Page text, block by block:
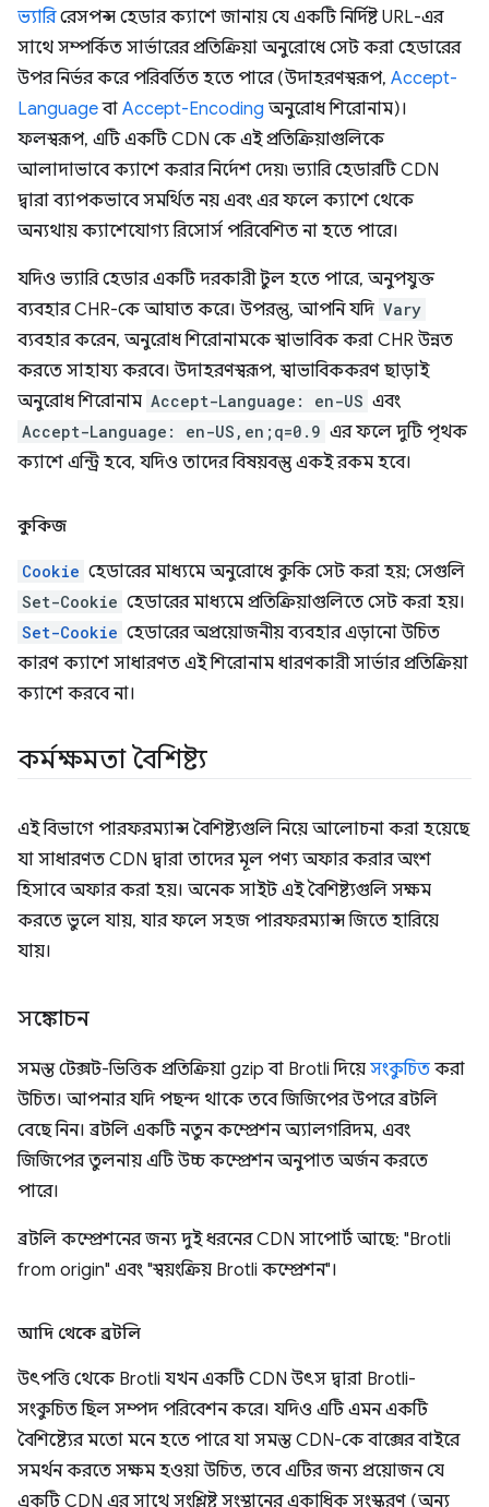
ভ্যারিরেসপন্স হেডার ক্যাশে জানায় যে একটি নির্দিষ্ট URL-এর
সাথে সম্পর্কিত সার্ভারের প্রতিক্রিয়া অনুরোধে সেট করা হেডারের
উপর নির্ভর করে পরিবর্তিত হতে পারে (উদাহরণস্বরূপ, Accept-
Languageবা Accept-Encoding অনুরোধ শিরোনাম)।
ফলস্বরূপ, এটি একটি CDN কে এই প্রতিক্রিয়াগুলিকে
আলাদাভাবে ক্যাশে করার নির্দেশ দেয়৷ ভ্যারি হেডারটি CDN
দ্বারা ব্যাপকভাবে সমর্থিত নয় এবং এর ফলে ক্যাশে থেকে
অন্যথায় ক্যাশেযোগ্য রিসোর্স পরিবেশিত না হতে পারে।
যদিও ভ্যারি হেডার একটি দরকারী টুল হতে পারে, অনুপযুক্ত
ব্যবহার CHR-কে আঘাত করে। উপরন্তু, আপনি যদি Vary
ব্যবহার করেন, অনুরোধ শিরোনামকে স্বাভাবিক করা CHR উন্নত
করতে সাহায্য করবে। উদাহরণস্বরূপ, স্বাভাবিককরণ ছাড়াই
অনুরোধ শিরোনাম Accept-Language: en-US এবং
Accept-Language: en-US,en;q=0.9 এর ফলে দুটি পৃথক
ক্যাশে এন্ট্রি হবে, যদিও তাদের বিষয়বস্তু একই রকম হবে।
কুকিজ
Cookie হেডারের মাধ্যমে অনুরোধে কুকি সেট করা হয়; সেগুলি
Set-Cookie হেডারের মাধ্যমে প্রতিক্রিয়াগুলিতে সেট করা হয়।
Set-Cookie হেডারের অপ্রয়োজনীয় ব্যবহার এড়ানো উচিত
কারণ ক্যাশে সাধারণত এই শিরোনাম ধারণকারী সার্ভার প্রতিক্রিয়া
ক্যাশে করবে না।
কর্মক্ষমতা বৈশিষ্ট্য
এই বিভাগে পারফরম্যান্স বৈশিষ্ট্যগুলি নিয়ে আলোচনা করা হয়েছে
যা সাধারণত CDN দ্বারা তাদের মূল পণ্য অফার করার অংশ
হিসাবে অফার করা হয়। অনেক সাইট এই বৈশিষ্ট্যগুলি সক্ষম
করতে ভুলে যায়, যার ফলে সহজ পারফরম্যান্স জিতে হারিয়ে
যায়।
সঙ্কোচন
সমস্ত টেক্সট-ভিত্তিক প্রতিক্রিয়া gzip বা Brotli দিয়ে সংকুচিত করা
উচিত। আপনার যদি পছন্দ থাকে তবে জিজিপের উপরে ব্রটলি
বেছে নিন। ব্রটলি একটি নতুন কম্প্রেশন অ্যালগরিদম, এবং
জিজিপের তুলনায় এটি উচ্চ কম্প্রেশন অনুপাত অর্জন করতে
পারে।
ব্রটলি কম্প্রেশনের জন্য দুই ধরনের CDN সাপোর্ট আছে: "Brotli
from origin" এবং "স্বয়ংক্রিয় Brotli কম্প্রেশন"।
আদি থেকে ব্রটলি
উৎপত্তি থেকে Brotli যখন একটি CDN উৎস দ্বারা Brotli-
সংকুচিত ছিল সম্পদ পরিবেশন করে। যদিও এটি এমন একটি
বৈশিষ্ট্যের মতো মনে হতে পারে যা সমস্ত CDN-কে বাক্সের বাইরে
সমর্থন করতে সক্ষম হওয়া উচিত, তবে এটির জন্য প্রয়োজন যে
একটি CDN এর সাথে সংশ্লিষ্ট সংস্থানের একাধিক সংস্করণ (অন্য